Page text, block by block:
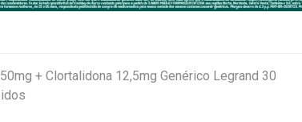
+ Clortalidona 12,5mg Genérico Legrand 30